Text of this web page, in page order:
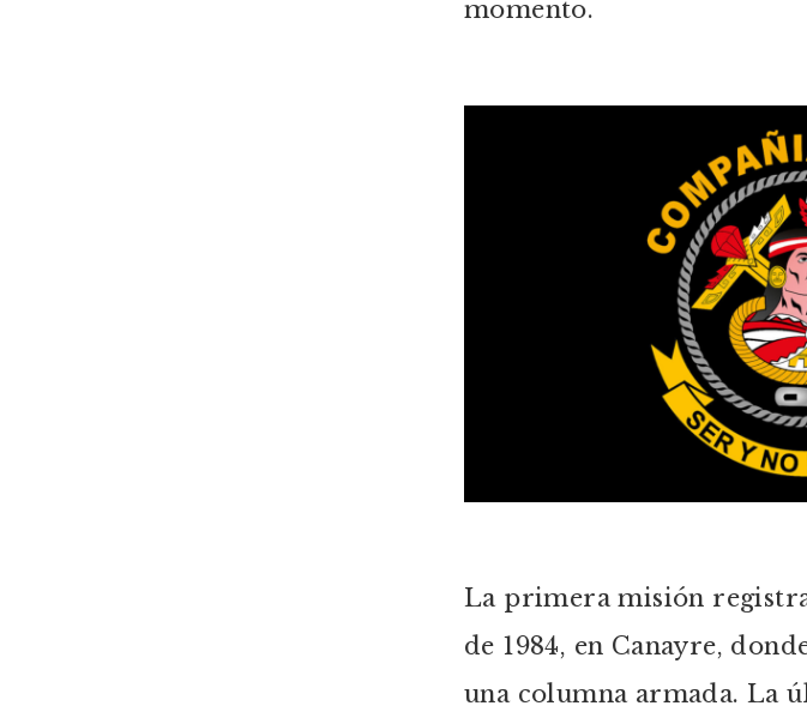
momento.
La primera misión
de 1984, en Canayre,
una columna armada. La